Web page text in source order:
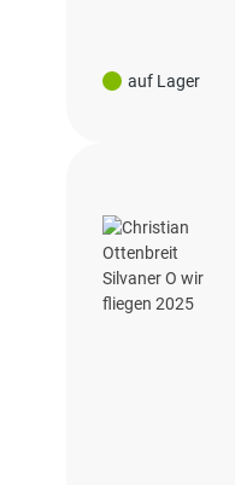
auf Lager